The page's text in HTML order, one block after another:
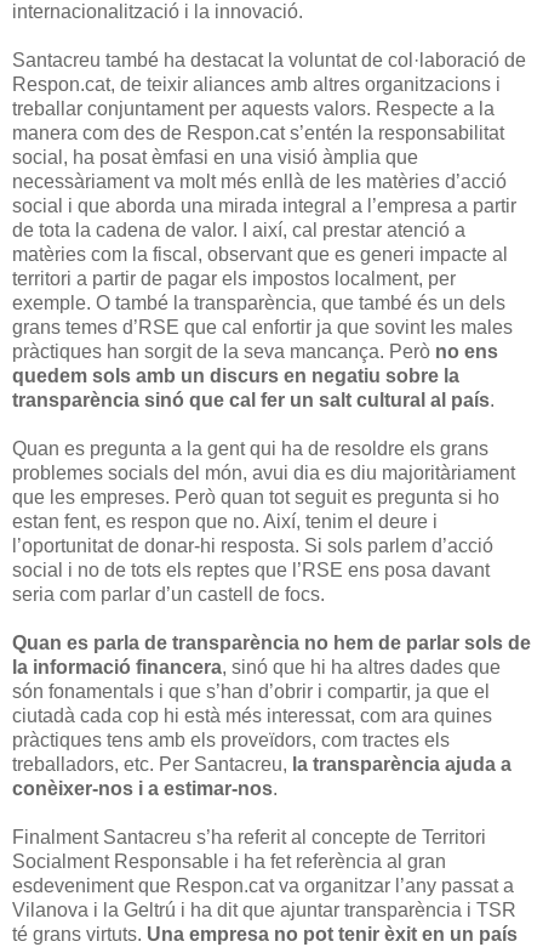
internacionalització i la innovació.
Santacreu també ha destacat la voluntat de col·laboració de
Respon.cat, de teixir aliances amb altres organitzacions i
treballar conjuntament per aquests valors. Respecte a la
manera com des de Respon.cat s’entén la responsabilitat
social, ha posat èmfasi en una visió àmplia que
necessàriament va molt més enllà de les matèries d’acció
social i que aborda una mirada integral a l’empresa a partir
de tota la cadena de valor. I així, cal prestar atenció a
matèries com la fiscal, observant que es generi impacte al
territori a partir de pagar els impostos localment, per
exemple. O també la transparència, que també és un dels
grans temes d’RSE que cal enfortir ja que sovint les males
pràctiques han sorgit de la seva mancança. Però no ens
quedem sols amb un discurs en negatiu sobre la
transparència sinó que cal fer un salt cultural al país.
Quan es pregunta a la gent qui ha de resoldre els grans
problemes socials del món, avui dia es diu majoritàriament
que les empreses. Però quan tot seguit es pregunta si ho
estan fent, es respon que no. Així, tenim el deure i
l’oportunitat de donar-hi resposta. Si sols parlem d’acció
social i no de tots els reptes que l’RSE ens posa davant
seria com parlar d’un castell de focs.
Quan es parla de transparència no hem de parlar sols de
la informació financera, sinó que hi ha altres dades que
són fonamentals i que s’han d’obrir i compartir, ja que el
ciutadà cada cop hi està més interessat, com ara quines
pràctiques tens amb els proveïdors, com tractes els
treballadors, etc. Per Santacreu, la transparència ajuda a
conèixer-nos i a estimar-nos.
Finalment Santacreu s’ha referit al concepte de Territori
Socialment Responsable i ha fet referència al gran
esdeveniment que Respon.cat va organitzar l’any passat a
Vilanova i la Geltrú i ha dit que ajuntar transparència i TSR
té grans virtuts. Una empresa no pot tenir èxit en un país